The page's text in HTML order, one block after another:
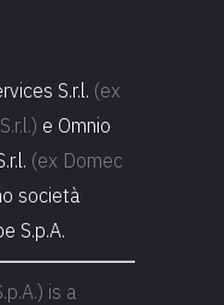
S.r.l. (ex
e Omnio
(ex Domec
società
S.p.A.
is a